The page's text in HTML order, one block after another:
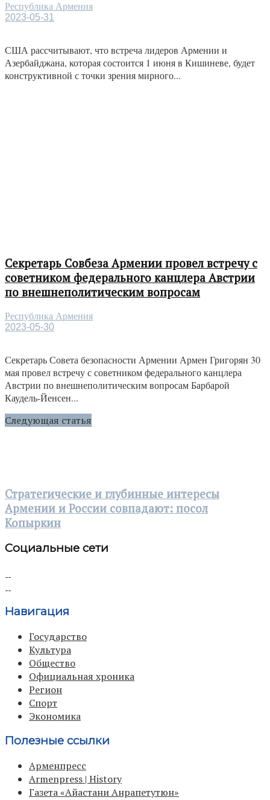
Республика Армения
2023-05-31
США рассчитывают, что встреча лидеров Армении и
Азербайджана, которая состоится 1 июня в Кишиневе, будет
конструктивной с точки зрения мирного...
Секретарь Совбеза Армении провел встречу с
советником федерального канцлера Австрии
по внешнеполитическим вопросам
Республика Армения
2023-05-30
Секретарь Совета безопасности Армении Армен Григорян 30
мая провел встречу с советником федерального канцлера
Австрии по внешнеполитическим вопросам Барбарой
Каудель-Йенсен...
Следующая статья
Стратегические и глубинные интересы
Армении и России совпадают: посол
Копыркин
Социальные сети
Навигация
Государство
Культура
Общество
Официальная хроника
Регион
Спорт
Экономика
Полезные ссылки
Арменпресс
Armenpress | History
Газета «Айастани Анрапетутюн»